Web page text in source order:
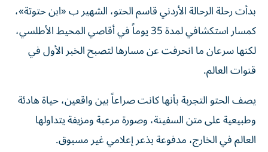
بدأت رحلة الرحالة الأردني قاسم الحتو، الشهير ب «ابن حتوتة»،
كمسار استكشافي لمدة 35 يوماً في أقاصي المحيط الأطلسي،
لكنها سرعان ما انحرفت عن مسارها لتصبح الخبر الأول في
قنوات العالم.
يصف الحتو التجربة بأنها كانت صراعاً بين واقعين، حياة هادئة
وطبيعية على متن السفينة، وصورة مرعبة ومزيفة يتداولها
العالم في الخارج، مدفوعة بذعر إعلامي غير مسبوق.